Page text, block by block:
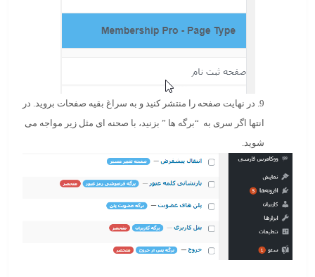
9. در نهایت صفحه را منتشر کنید و به سراغ بقیه صفحات بروید. در
انتها اگر سری به “برگه ها ” بزنید، با صحنه ای مثل زیر مواجه می
شوید.